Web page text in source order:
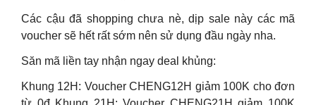
Các cậu đã shopping chưa nè, dịp sale này các mã
voucher sẽ hết rất sớm nên sử dụng đầu ngày nha.
Săn mã liền tay nhận ngay deal khủng:
Khung 12H: Voucher CHENG12H giảm 100K cho đơn